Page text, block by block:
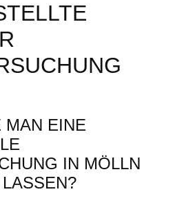
MAN EINE
IN MÖLLN